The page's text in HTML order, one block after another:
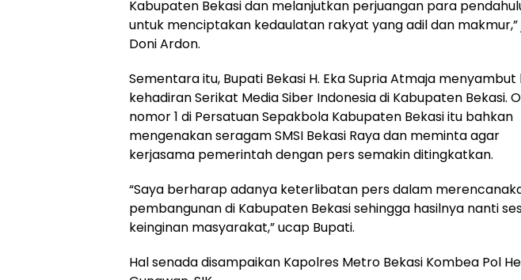
Kabupaten Bekasi dan melanjutkan perjuangan para
untuk menciptakan kedaulatan rakyat yang adil dan makmur,”
Doni Ardon.
Sementara itu, Bupati Bekasi H. Eka Supria Atmaja menyambut
kehadiran Serikat Media Siber Indonesia di Kabupaten Bekasi.
nomor 1 di Persatuan Sepakbola Kabupaten Bekasi itu bahkan
mengenakan seragam SMSI Bekasi Raya dan meminta agar
kerjasama pemerintah dengan pers semakin ditingkatkan.
“Saya berharap adanya keterlibatan pers dalam
pembangunan di Kabupaten Bekasi sehingga hasilnya nanti
keinginan masyarakat,” ucap Bupati.
Hal senada disampaikan Kapolres Metro Bekasi Kombea Pol